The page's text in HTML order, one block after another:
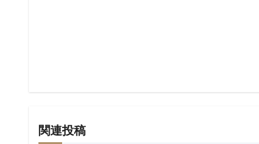
関連投稿